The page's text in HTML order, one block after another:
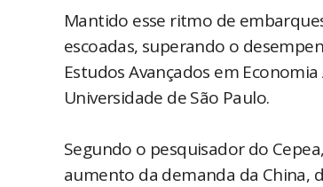
Mantido esse ritmo de
escoadas, superando o
Estudos Avançados em
Universidade de São Paulo.
Segundo o pesquisador do
aumento da demanda da China,